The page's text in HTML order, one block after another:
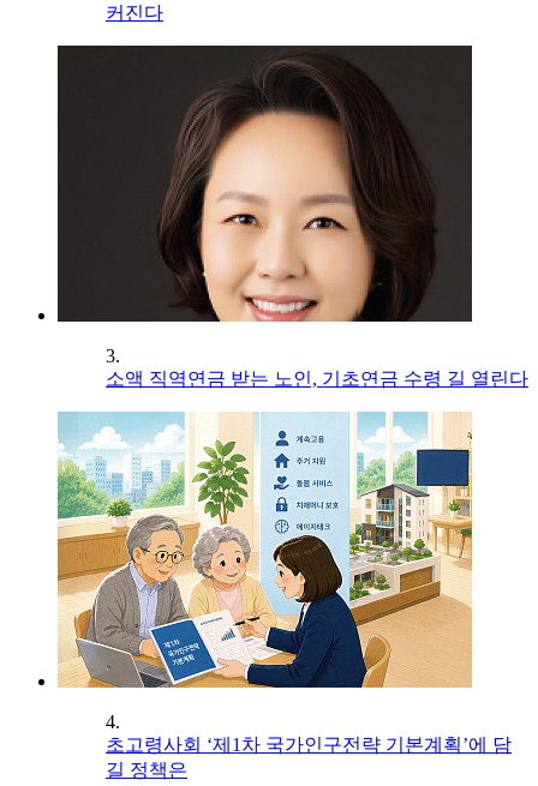
커진다
3.
소액 직역연금 받는 노인, 기초연금 수령 길 열린다
4.
초고령사회 ‘제1차 국가인구전략 기본계획’에 담
길 정책은